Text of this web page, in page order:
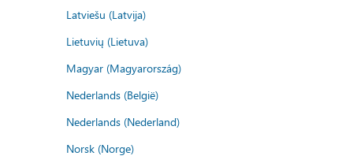
Latviešu (Latvija)
Lietuvių (Lietuva)
Magyar (Magyarország)
Nederlands (België)
Nederlands (Nederland)
Norsk (Norge)